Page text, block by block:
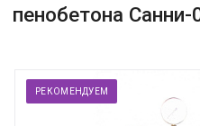
пенобетона Санни-
РЕКОМЕНДУЕМ